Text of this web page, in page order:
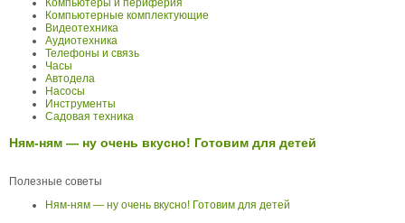
Компьютеры и периферия
Компьютерные комплектующие
Видеотехника
Аудиотехника
Телефоны и связь
Часы
Автодела
Насосы
Инструменты
Садовая техника
Ням-ням — ну очень вкусно! Готовим для детей
Полезные советы
Ням-ням — ну очень вкусно! Готовим для детей